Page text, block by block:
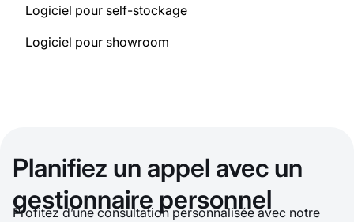
Logiciel pour self-stockage
Logiciel pour showroom
Planifiez un appel avec un
gestionnaire personnel
Profitez d’une consultation personnalisée avec notre